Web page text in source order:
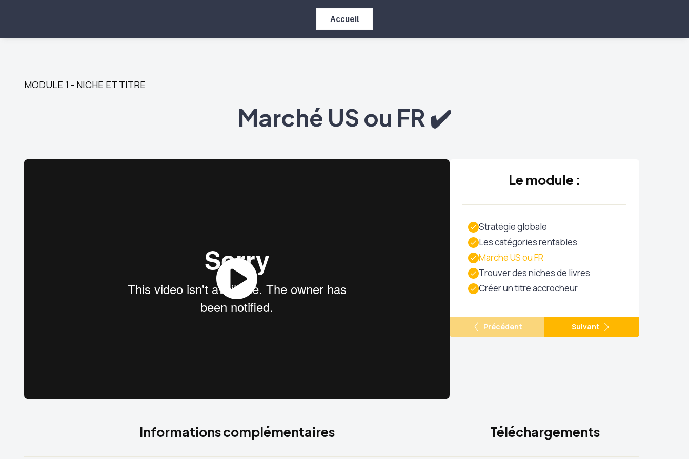
Accueil
MODULE 1 - NICHE ET TITRE
Marché US ou FR ✔️
Le module :
Stratégie globale
Les catégories rentables
Marché US ou FR
Trouver des niches de livres
Créer un titre accrocheur
Précédent Suivant
Informations complémentaires Téléchargements